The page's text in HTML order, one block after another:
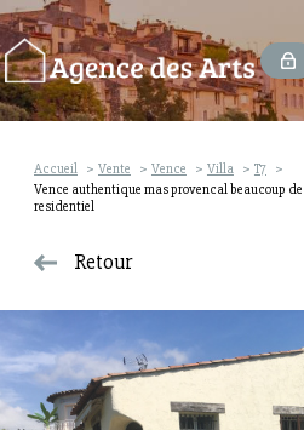
Accueil
Accueil Vente Vence Villa
T7
Vence authentique mas provencal beaucoup
residentiel
Retour